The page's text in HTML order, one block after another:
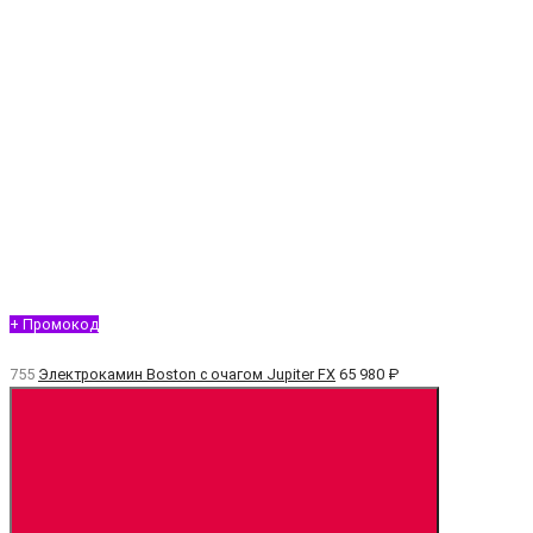
+ Промокод
755 Электрокамин Boston с очагом Jupiter FX 65 980 ₽